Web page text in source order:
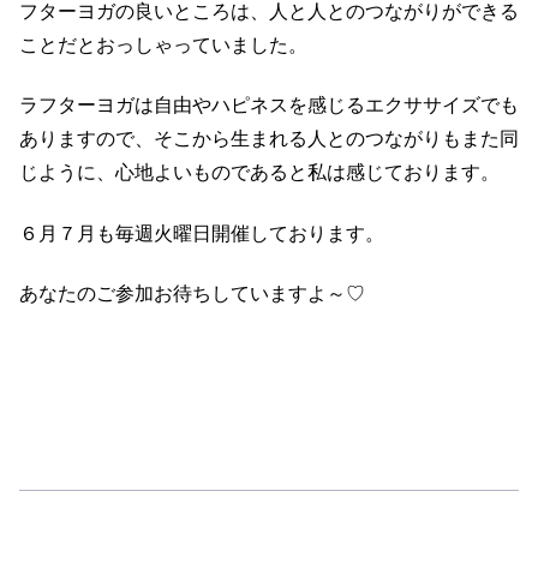
フターヨガの良いところは、人と人とのつながりができる
ことだとおっしゃっていました。
ラフターヨガは自由やハピネスを感じるエクササイズでも
ありますので、そこから生まれる人とのつながりもまた同
じように、心地よいものであると私は感じております。
６月７月も毎週火曜日開催しております。
あなたのご参加お待ちしていますよ～♡